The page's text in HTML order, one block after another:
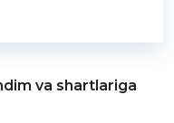
va shartlariga